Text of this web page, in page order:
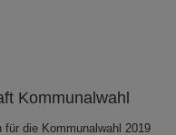
Kommunalwahl
die Kommunalwahl 2019